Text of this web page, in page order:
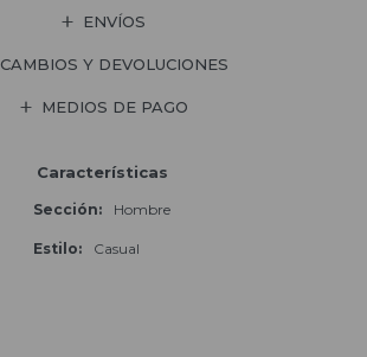
ENVÍOS
CAMBIOS Y DEVOLUCIONES
MEDIOS DE PAGO
Características
Sección Hombre
Estilo Casual